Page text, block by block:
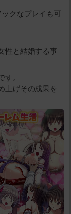
クなプレイも可
性と結婚する事
。
上げその成果を